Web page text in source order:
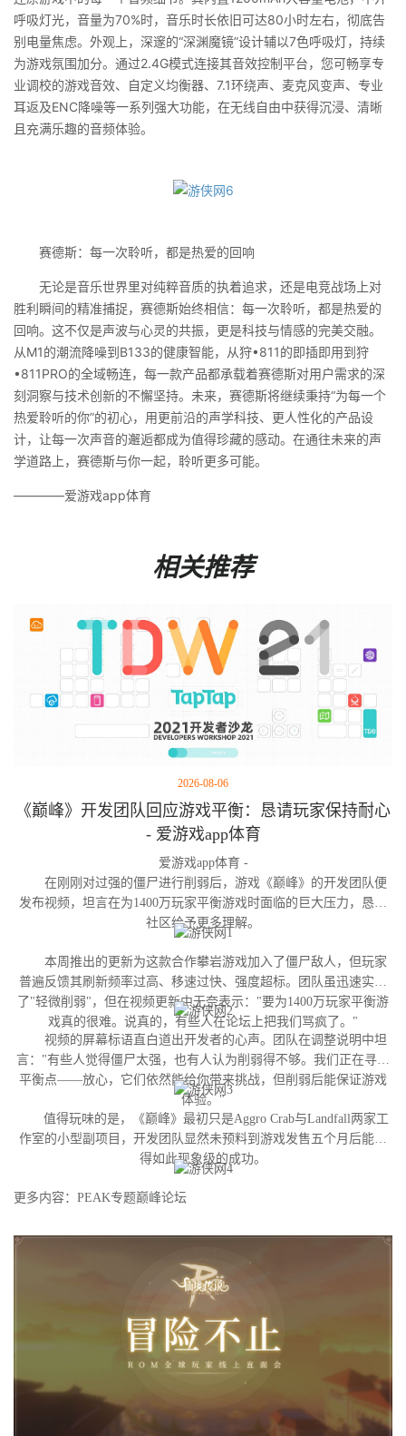
呼吸灯光，音量为70%时，音乐时长依旧可达80小时左右，彻底告
别电量焦虑。外观上，深邃的“深渊魔镜”设计辅以7色呼吸灯，持续
为游戏氛围加分。通过2.4G模式连接其音效控制平台，您可畅享专
业调校的游戏音效、自定义均衡器、7.1环绕声、麦克风变声、专业
耳返及ENC降噪等一系列强大功能，在无线自由中获得沉浸、清晰
且充满乐趣的音频体验。
赛德斯：每一次聆听，都是热爱的回响
无论是音乐世界里对纯粹音质的执着追求，还是电竞战场上对
胜利瞬间的精准捕捉，赛德斯始终相信：每一次聆听，都是热爱的
回响。这不仅是声波与心灵的共振，更是科技与情感的完美交融。
从M1的潮流降噪到B133的健康智能，从狩•811的即插即用到狩
•811PRO的全域畅连，每一款产品都承载着赛德斯对用户需求的深
刻洞察与技术创新的不懈坚持。未来，赛德斯将继续秉持“为每一个
热爱聆听的你”的初心，用更前沿的声学科技、更人性化的产品设
计，让每一次声音的邂逅都成为值得珍藏的感动。在通往未来的声
学道路上，赛德斯与你一起，聆听更多可能。
————爱游戏app体育
相关推荐
2026-08-06
《巅峰》开发团队回应游戏平衡：恳请玩家保持耐心
- 爱游戏app体育
爱游戏app体育 -
在刚刚对过强的僵尸进行削弱后，游戏《巅峰》的开发团队便
发布视频，坦言在为1400万玩家平衡游戏时面临的巨大压力，恳请
社区给予更多理解。
本周推出的更新为这款合作攀岩游戏加入了僵尸敌人，但玩家
普遍反馈其刷新频率过高、移速过快、强度超标。团队虽迅速实施
了"轻微削弱"，但在视频更新中无奈表示："要为1400万玩家平衡游
戏真的很难。说真的，有些人在论坛上把我们骂疯了。"
视频的屏幕标语直白道出开发者的心声。团队在调整说明中坦
言："有些人觉得僵尸太强，也有人认为削弱得不够。我们正在寻找
平衡点——放心，它们依然能给你带来挑战，但削弱后能保证游戏
体验。"
值得玩味的是，《巅峰》最初只是Aggro Crab与Landfall两家工
作室的小型副项目，开发团队显然未预料到游戏发售五个月后能获
得如此现象级的成功。
更多内容：PEAK专题巅峰论坛